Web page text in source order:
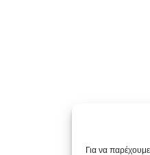
Για να